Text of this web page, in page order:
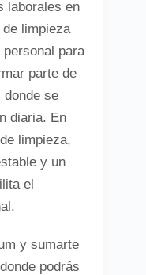
laborales en
limpieza
para
parte de
donde se
diaria. En
limpieza,
y un
el
y sumarte
podrás